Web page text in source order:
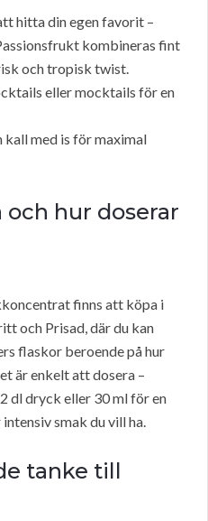
hitta din egen favorit –
kombineras fint
och tropisk twist.
eller mocktails för en
kall med is för maximal
och hur doserar
finns att köpa i
och Prisad, där du kan
flaskor beroende på hur
är enkelt att dosera –
dl dryck eller 30 ml för en
smak du vill ha.
tanke till